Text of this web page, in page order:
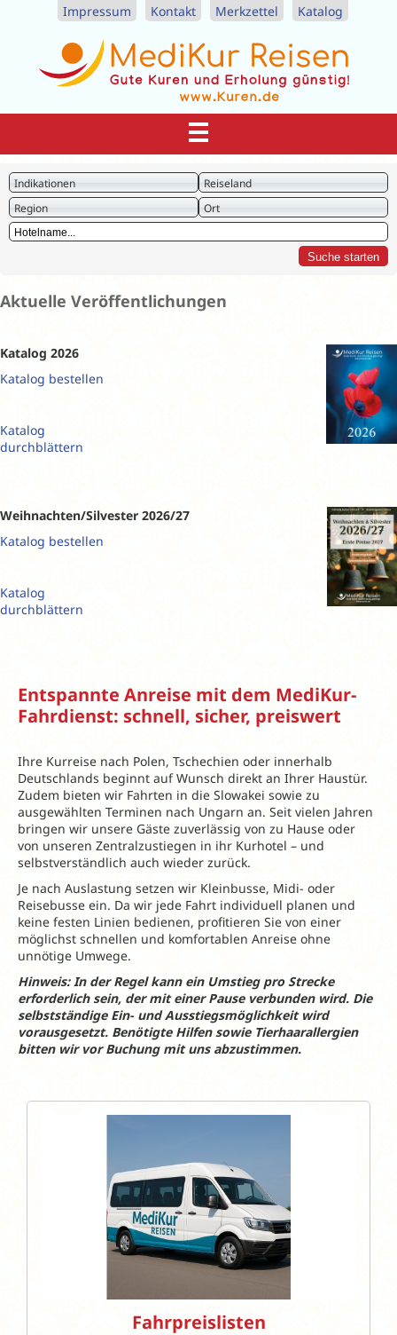
Impressum Kontakt Merkzettel Katalog
Indikationen
Reiseland
Region
Ort
Aktuelle Veröffentlichungen
Katalog 2026
Katalog bestellen
Katalog
durchblättern
Weihnachten/Silvester 2026/27
Katalog bestellen
Katalog
durchblättern
Entspannte Anreise mit dem MediKur-
Fahrdienst: schnell, sicher, preiswert
Ihre Kurreise nach Polen, Tschechien oder innerhalb
Deutschlands beginnt auf Wunsch direkt an Ihrer Haustür.
Zudem bieten wir Fahrten in die Slowakei sowie zu
ausgewählten Terminen nach Ungarn an. Seit vielen Jahren
bringen wir unsere Gäste zuverlässig von zu Hause oder
von unseren Zentralzustiegen in ihr Kurhotel – und
selbstverständlich auch wieder zurück.
Je nach Auslastung setzen wir Kleinbusse, Midi- oder
Reisebusse ein. Da wir jede Fahrt individuell planen und
keine festen Linien bedienen, profitieren Sie von einer
möglichst schnellen und komfortablen Anreise ohne
unnötige Umwege.
Hinweis: In der Regel kann ein Umstieg pro Strecke
erforderlich sein, der mit einer Pause verbunden wird. Die
selbstständige Ein- und Ausstiegsmöglichkeit wird
vorausgesetzt. Benötigte Hilfen sowie Tierhaarallergien
bitten wir vor Buchung mit uns abzustimmen.
Fahrpreislisten